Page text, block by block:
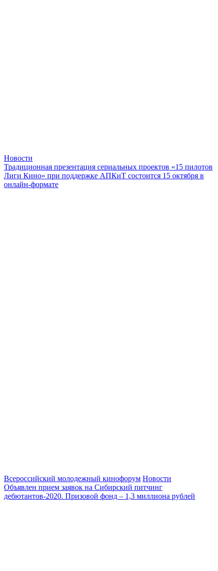
Новости
Традиционная презентация сериальных проектов «15 пилотов
Лиги Кино» при поддержке АПКиТ состоится 15 октября в
онлайн-формате
Всероссийский молодежный кинофорум Новости
Объявлен прием заявок на Сибирский питчинг
дебютантов-2020. Призовой фонд – 1,3 миллиона рублей